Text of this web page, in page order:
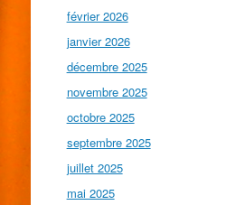
février 2026
janvier 2026
décembre 2025
novembre 2025
octobre 2025
septembre 2025
juillet 2025
mai 2025